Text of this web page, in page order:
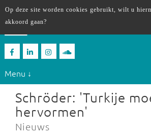
Menu ↓
Schröder: 'Turkije
hervormen'
Nieuws
Op deze site worden cookies gebruikt, wilt u
akkoord gaan?